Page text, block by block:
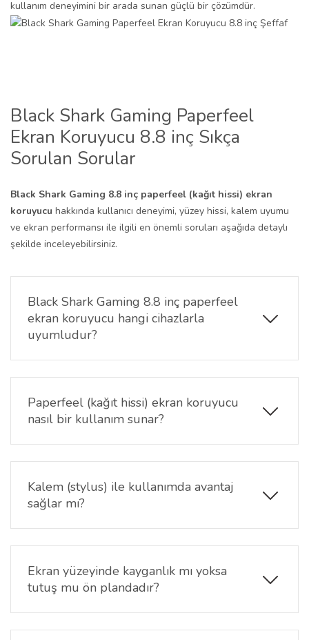
kullanım deneyimini bir arada sunan güçlü bir çözümdür.
Black Shark Gaming Paperfeel
Ekran Koruyucu 8.8 inç Sıkça
Sorulan Sorular
Black Shark Gaming 8.8 inç paperfeel (kağıt hissi) ekran
koruyucu hakkında kullanıcı deneyimi, yüzey hissi, kalem uyumu
ve ekran performansı ile ilgili en önemli soruları aşağıda detaylı
şekilde inceleyebilirsiniz.
Black Shark Gaming 8.8 inç paperfeel
ekran koruyucu hangi cihazlarla
uyumludur?
Bu ekran koruyucu,Black Shark Gaming 8.8 inç
ekran ölçüsüne sahip cihazlara özel olarak
üretilmiştir. Kenar uyumu ve yüzey kaplaması cihaz
ekranına tam oturacak şekilde tasarlanmıştır.
Paperfeel (kağıt hissi) ekran koruyucu
nasıl bir kullanım sunar?
Özel mikro dokulu yüzeyi sayesinde ekranda hafif
sürtünme hissi oluşturur. Bu yapı, yazı yazma ve
çizim sırasında daha kontrollü ve doğal bir kullanım
deneyimi sağlar.
Kalem (stylus) ile kullanımda avantaj
sağlar mı?
Evet. Paperfeel yüzey, kalem kullanımında kaymayı
azaltır ve daha dengeli çizgiler oluşturulmasına
yardımcı olur. Not alma ve çizim işlemlerinde daha
stabil bir deneyim sunar.
Ekran yüzeyinde kayganlık mı yoksa
tutuş mu ön plandadır?
Black Shark Gaming Paperfeel Ekran Koruyucu,
dengeli bir yüzey yapısına sahiptir. Aşırı kayganlık